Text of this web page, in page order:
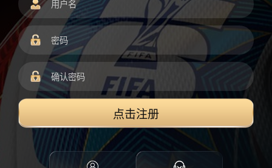
点击注册